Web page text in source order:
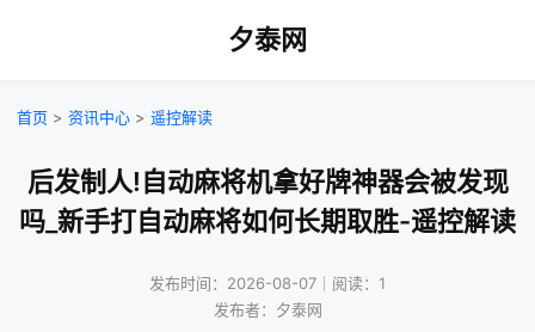
夕泰网
首页 > 资讯中心 > 遥控解读
后发制人!自动麻将机拿好牌神器会被发现
吗_新手打自动麻将如何长期取胜-遥控解读
发布时间：2026-08-07｜阅读：1
发布者：夕泰网